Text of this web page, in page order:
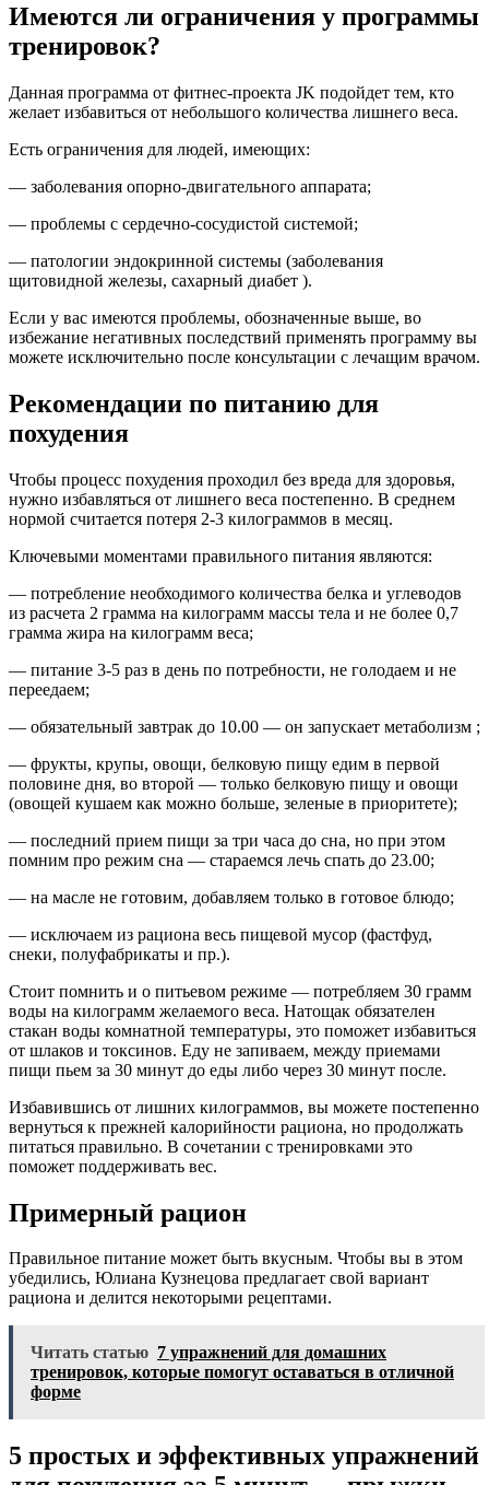
Имеются ли ограничения у программы
тренировок?
Данная программа от фитнес-проекта JK подойдет тем, кто
желает избавиться от небольшого количества лишнего веса.
Есть ограничения для людей, имеющих:
— заболевания опорно-двигательного аппарата;
— проблемы с сердечно-сосудистой системой;
— патологии эндокринной системы (заболевания
щитовидной железы, сахарный диабет ).
Если у вас имеются проблемы, обозначенные выше, во
избежание негативных последствий применять программу вы
можете исключительно после консультации с лечащим врачом.
Рекомендации по питанию для
похудения
Чтобы процесс похудения проходил без вреда для здоровья,
нужно избавляться от лишнего веса постепенно. В среднем
нормой считается потеря 2-3 килограммов в месяц.
Ключевыми моментами правильного питания являются:
— потребление необходимого количества белка и углеводов
из расчета 2 грамма на килограмм массы тела и не более 0,7
грамма жира на килограмм веса;
— питание 3-5 раз в день по потребности, не голодаем и не
переедаем;
— обязательный завтрак до 10.00 — он запускает метаболизм ;
— фрукты, крупы, овощи, белковую пищу едим в первой
половине дня, во второй — только белковую пищу и овощи
(овощей кушаем как можно больше, зеленые в приоритете);
— последний прием пищи за три часа до сна, но при этом
помним про режим сна — стараемся лечь спать до 23.00;
— на масле не готовим, добавляем только в готовое блюдо;
— исключаем из рациона весь пищевой мусор (фастфуд,
снеки, полуфабрикаты и пр.).
Стоит помнить и о питьевом режиме — потребляем 30 грамм
воды на килограмм желаемого веса. Натощак обязателен
стакан воды комнатной температуры, это поможет избавиться
от шлаков и токсинов. Еду не запиваем, между приемами
пищи пьем за 30 минут до еды либо через 30 минут после.
Избавившись от лишних килограммов, вы можете постепенно
вернуться к прежней калорийности рациона, но продолжать
питаться правильно. В сочетании с тренировками это
поможет поддерживать вес.
Примерный рацион
Правильное питание может быть вкусным. Чтобы вы в этом
убедились, Юлиана Кузнецова предлагает свой вариант
рациона и делится некоторыми рецептами.
Читать статью 7 упражнений для домашних
тренировок, которые помогут оставаться в отличной
форме
5 простых и эффективных упражнений